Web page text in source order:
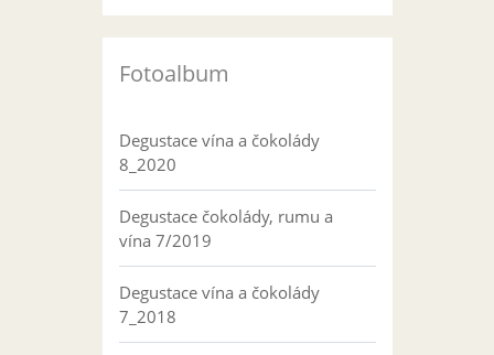
Fotoalbum
Degustace vína a čokolády
8_2020
Degustace čokolády, rumu a
vína 7/2019
Degustace vína a čokolády
7_2018